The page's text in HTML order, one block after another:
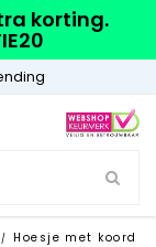
korting.
/ Hoesje met koord